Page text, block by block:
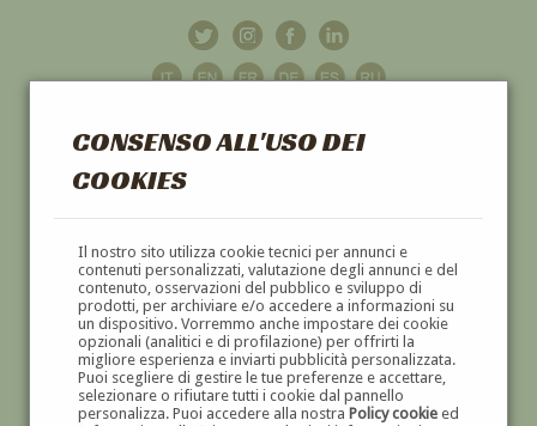
CONSENSO ALL'USO DEI
COOKIES
Il nostro sito utilizza cookie tecnici per annunci e
contenuti personalizzati, valutazione degli annunci e del
contenuto, osservazioni del pubblico e sviluppo di
prodotti, per archiviare e/o accedere a informazioni su
un dispositivo. Vorremmo anche impostare dei cookie
opzionali (analitici e di profilazione) per offrirti la
migliore esperienza e inviarti pubblicità personalizzata.
Puoi scegliere di gestire le tue preferenze e accettare,
selezionare o rifiutare tutti i cookie dal pannello
personalizza. Puoi accedere alla nostra Policy cookieed
GALLERIAD'ARTE
DIPINTI E SCULTURE '800 E '900